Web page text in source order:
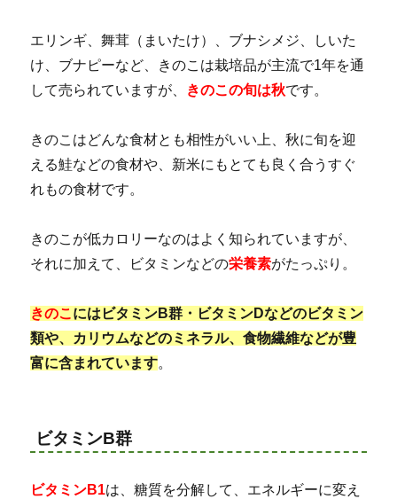
エリンギ、舞茸（まいたけ）、ブナシメジ、しいた
け、ブナピーなど、きのこは栽培品が主流で1年を通
して売られていますが、 きのこの旬は秋です。
きのこはどんな食材とも相性がいい上、秋に旬を迎
える鮭などの食材や、新米にもとても良く合うすぐ
れもの食材です。
きのこが低カロリーなのはよく知られていますが、
それに加えて、ビタミンなどの栄養素がたっぷり。
きのこ にはビタミンB群・ビタミンDなどのビタミン
類や、カリウムなどのミネラル、食物繊維などが豊
富に含まれています。
ビタミンB群
ビタミンB1は、糖質を分解して、エネルギーに変え